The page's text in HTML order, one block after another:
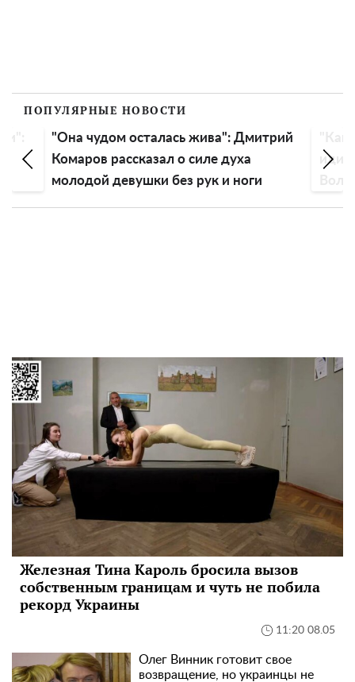
ПОПУЛЯРНЫЕ НОВОСТИ
чудом осталась жива": Дмитрий
рассказал о силе духа
девушки без рук и ноги
"Как древняя
идиотский":
Волочковой
Железная Тина Кароль бросила вызов
собственным границам и чуть не побила
рекорд Украины
11:20 08.05
Олег Винник готовит свое
возвращение, но украинцы не